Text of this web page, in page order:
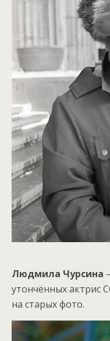
Людмила Чурсина
утончённых актрис
на старых фото.